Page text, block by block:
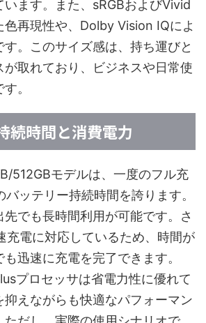
います。また、sRGBおよびVivid
色再現性や、Dolby Vision IQによ
す。このサイズ感は、持ち運びと
取れており、ビジネスや日常使
。
続時間と消費電力
512GBモデルは、一度のフル充
ッテリー持続時間を誇ります。
先でも長時間利用が可能です。さ
充電に対応しているため、時間が
迅速に充電を完了できます。
プロセッサは省電力性に優れて
抑えながらも快適なパフォーマン